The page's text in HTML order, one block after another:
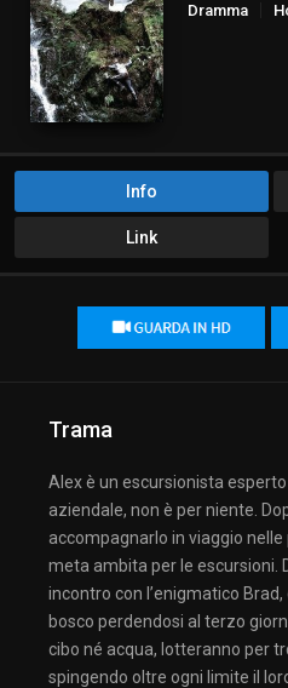
Dramma
Info
Link
Trama
Alex è un escursionista
aziendale, non è per niente.
accompagnarlo in viaggio
meta ambita per le escursioni.
incontro con l’enigmatico
bosco perdendosi al terzo
cibo né acqua, lotteranno per
spingendo oltre ogni limite il